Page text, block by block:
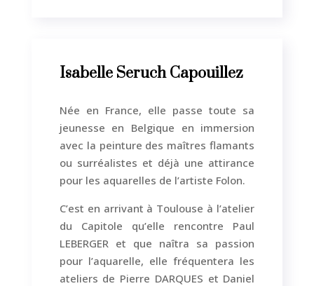
Isabelle Seruch Capouillez
Née en France, elle passe toute sa
jeunesse en Belgique en immersion
avec la peinture des maîtres flamants
ou surréalistes et déjà une attirance
pour les aquarelles de l’artiste Folon.
C’est en arrivant à Toulouse à l’atelier
du Capitole qu’elle rencontre Paul
LEBERGER et que naîtra sa passion
pour l’aquarelle, elle fréquentera les
ateliers de Pierre DARQUES et Daniel